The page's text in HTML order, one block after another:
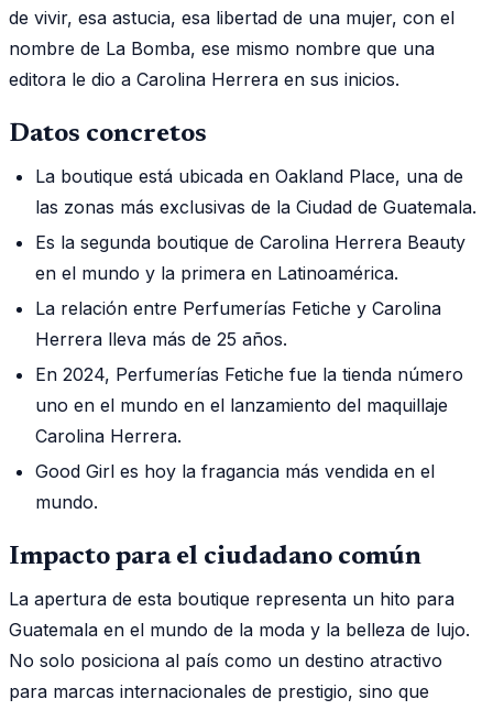
de vivir, esa astucia, esa libertad de una mujer, con el
nombre de La Bomba, ese mismo nombre que una
editora le dio a Carolina Herrera en sus inicios.
Datos concretos
La boutique está ubicada en Oakland Place, una de
las zonas más exclusivas de la Ciudad de Guatemala.
Es la segunda boutique de Carolina Herrera Beauty
en el mundo y la primera en Latinoamérica.
La relación entre Perfumerías Fetiche y Carolina
Herrera lleva más de 25 años.
En 2024, Perfumerías Fetiche fue la tienda número
uno en el mundo en el lanzamiento del maquillaje
Carolina Herrera.
Good Girl es hoy la fragancia más vendida en el
mundo.
Impacto para el ciudadano común
La apertura de esta boutique representa un hito para
Guatemala en el mundo de la moda y la belleza de lujo.
No solo posiciona al país como un destino atractivo
para marcas internacionales de prestigio, sino que